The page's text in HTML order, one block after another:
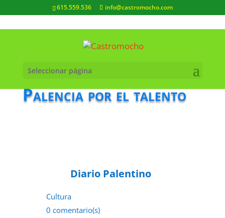
615.559.536 info@castromocho.com
Seleccionar página
Palencia por el talento
Diario Palentino
Cultura
0 comentario(s)